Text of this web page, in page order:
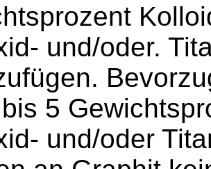
und/oder.
5
und/oder